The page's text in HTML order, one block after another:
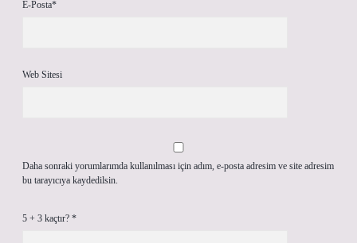
E-Posta*
Web Sitesi
Daha sonraki yorumlarımda kullanılması için adım, e-posta adresim ve site adresim
bu tarayıcıya kaydedilsin.
5 + 3 kaçtır? *